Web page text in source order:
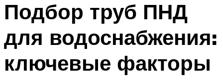
Подбор труб ПНД
для водоснабжения:
ключевые факторы